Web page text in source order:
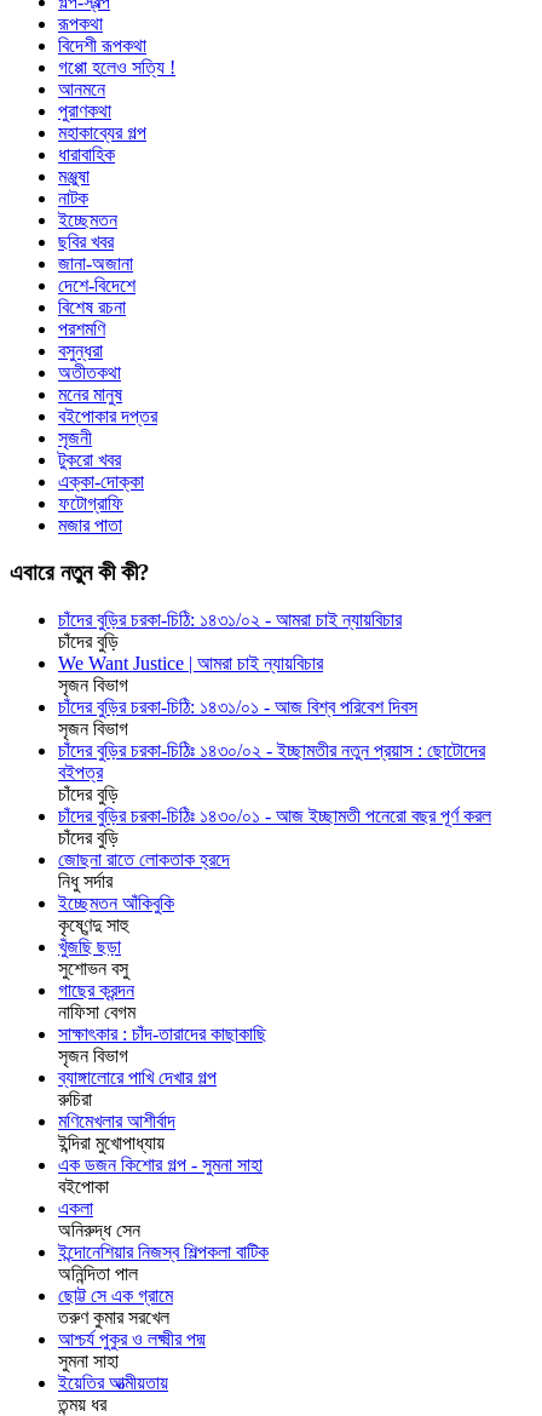
রূপকথা
বিদেশী রূপকথা
গপ্পো হলেও সত্যি !
আনমনে
পুরাণকথা
মহাকাব্যের গল্প
ধারাবাহিক
মঞ্জুষা
নাটক
ইচ্ছেমতন
ছবির খবর
জানা-অজানা
দেশে-বিদেশে
বিশেষ রচনা
পরশমণি
বসুন্ধরা
অতীতকথা
মনের মানুষ
বইপোকার দপ্তর
সৃজনী
টুকরো খবর
এক্কা-দোক্কা
ফটোগ্রাফি
মজার পাতা
এবারে নতুন কী কী?
চাঁদের বুড়ির চরকা-চিঠি: ১৪৩১/০২ - আমরা চাই ন্যায়বিচার
চাঁদের বুড়ি
We Want Justice | আমরা চাই ন্যায়বিচার
সৃজন বিভাগ
চাঁদের বুড়ির চরকা-চিঠি: ১৪৩১/০১ - আজ বিশ্ব পরিবেশ দিবস
সৃজন বিভাগ
চাঁদের বুড়ির চরকা-চিঠিঃ ১৪৩০/০২ - ইচ্ছামতীর নতুন প্রয়াস : ছোটোদের
বইপত্র
চাঁদের বুড়ি
চাঁদের বুড়ির চরকা-চিঠিঃ ১৪৩০/০১ - আজ ইচ্ছামতী পনেরো বছর পূর্ণ করল
চাঁদের বুড়ি
জোছনা রাতে লোকতাক হ্রদে
নিধু সর্দার
ইচ্ছেমতন আঁকিবুকি
কৃষ্ণেন্দু সাহু
খুঁজছি ছড়া
সুশোভন বসু
গাছের ক্রন্দন
নাফিসা বেগম
সাক্ষাৎকার : চাঁদ-তারাদের কাছাকাছি
সৃজন বিভাগ
ব্যাঙ্গালোরে পাখি দেখার গল্প
রুচিরা
মণিমেখলার আশীর্বাদ
ইন্দিরা মুখোপাধ্যায়
এক ডজন কিশোর গল্প - সুমনা সাহা
বইপোকা
একলা
অনিরুদ্ধ সেন
ইন্দোনেশিয়ার নিজস্ব শিল্পকলা বাটিক
অনিন্দিতা পাল
ছোট্ট সে এক গ্রামে
তরুণ কুমার সরখেল
আশ্চর্য পুকুর ও লক্ষ্মীর পদ্ম
সুমনা সাহা
ইয়েতির আত্মীয়তায়
তন্ময় ধর